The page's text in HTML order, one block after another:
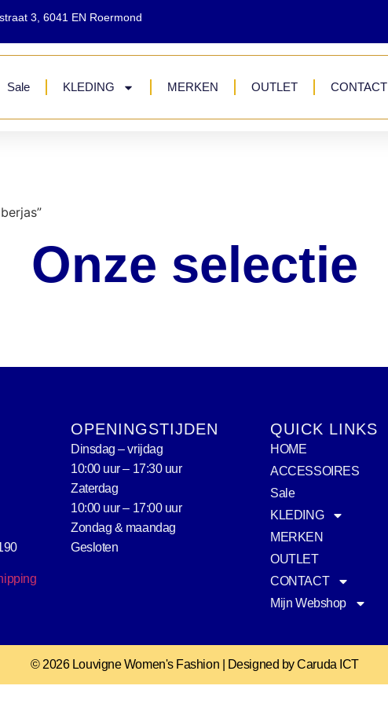
3, 6041 EN Roermond
Sale KLEDING MERKEN OUTLET CONTACT
Onze selectie
OPENINGSTIJDEN
Dinsdag – vrijdag
10:00 uur – 17:30 uur
Zaterdag
10:00 uur – 17:00 uur
Zondag & maandag
Gesloten
QUICK LINKS
HOME
ACCESSOIRES
Sale
KLEDING
MERKEN
OUTLET
CONTACT
Mijn Webshop
© 2026 Louvigne Women's Fashion | Designed by Caruda ICT